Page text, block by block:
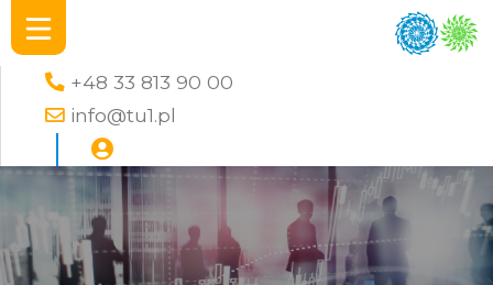
+48 33 813 90 00
info@tu1.pl